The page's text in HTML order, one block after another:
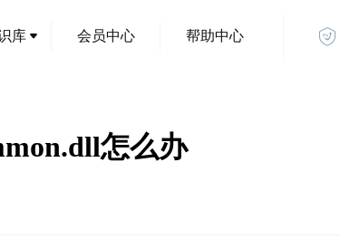
库 会员中心 帮助中心
怎么办